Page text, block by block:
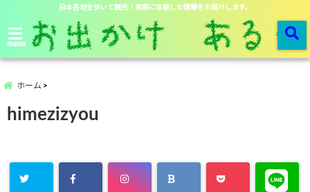
日本各地を歩いて観光！実際に体験した情報をお届けします。
menu
ホーム
himezizyou